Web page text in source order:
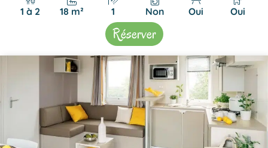
1 à 2 18 m² 1 Non Oui Oui
Réserver